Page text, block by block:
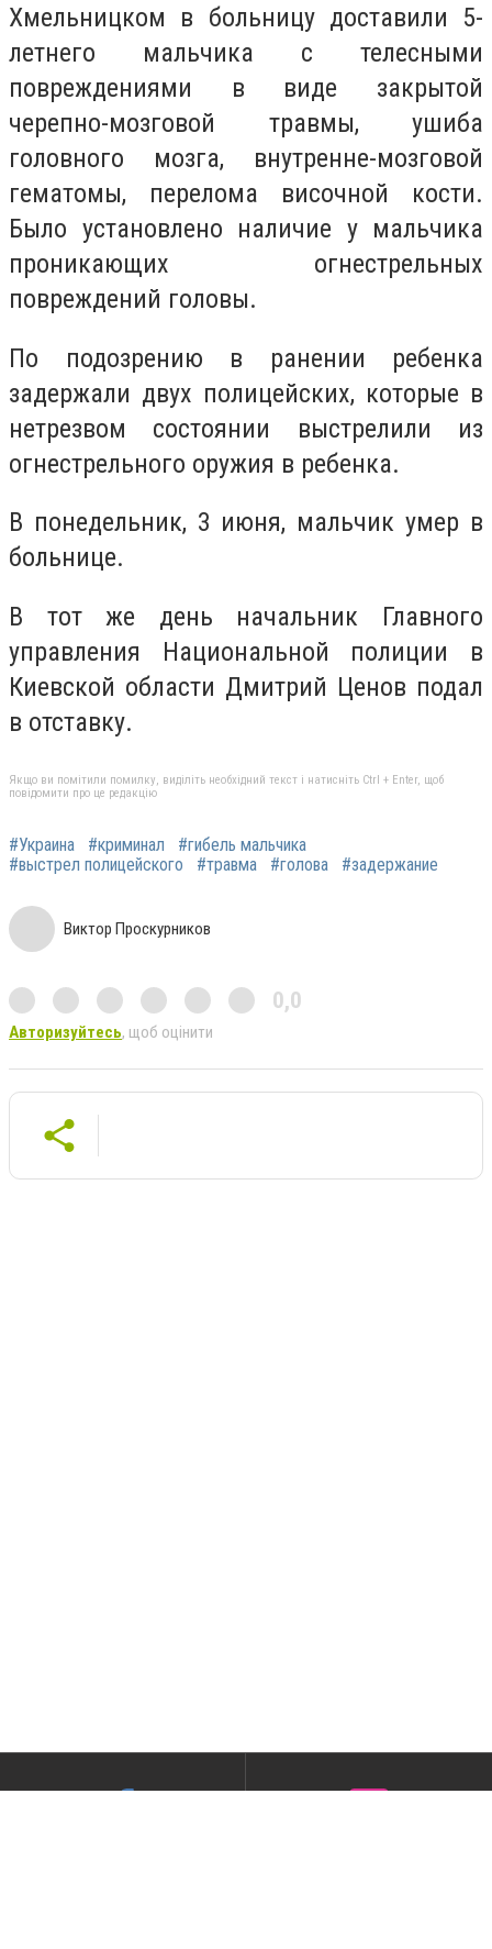
Хмельницком в больницу доставили 5-
летнего мальчика с телесными
повреждениями в виде закрытой
черепно-мозговой травмы, ушиба
головного мозга, внутренне-мозговой
гематомы, перелома височной кости.
Было установлено наличие у мальчика
проникающих огнестрельных
повреждений головы.
По подозрению в ранении ребенка
задержали двух полицейских, которые в
нетрезвом состоянии выстрелили из
огнестрельного оружия в ребенка.
В понедельник, 3 июня, мальчик умер в
больнице.
В тот же день начальник Главного
управления Национальной полиции в
Киевской области Дмитрий Ценов подал
в отставку.
Якщо ви помітили помилку, виділіть необхідний текст і натисніть Ctrl + Enter, щоб
повідомити про це редакцію
#Украина #криминал
#гибель мальчика
#выстрел полицейского
#травма #голова #задержание
Виктор Проскурников
0,0
Авторизуйтесь, щоб оцінити